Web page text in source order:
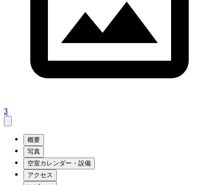
3
概要
写真
空室カレンダー・設備
アクセス